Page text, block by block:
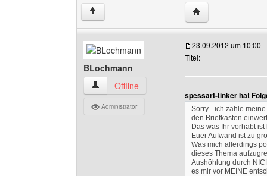
↑ Website dieses
BLochmann
BLochmann Benutzer-Profile anzeigen
Offline
Administrator
23.09.2012 um 10:00
Titel:
spessart-tinker hat
Sorry - ich zahle
den Briefkasten
Das was Ihr vorhabt
Euer Aufwand ist zu
Was mich allerdings
dieses Thema
Aushöhlung durch
es mir vor MEINE